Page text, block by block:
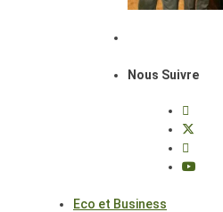
Nous Suivre
Eco et Business